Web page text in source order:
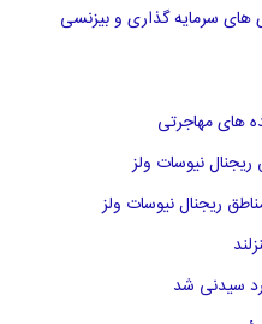
های سرمایه گذاری و بیزنسی
های مهاجرتی
سیدنی شد